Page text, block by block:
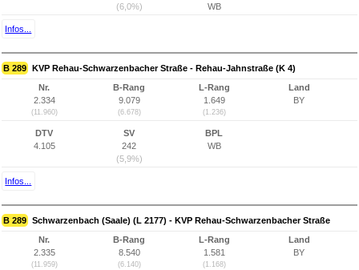
(6,0%)
WB
Infos...
B 289 KVP Rehau-Schwarzenbacher Straße - Rehau-Jahnstraße (K 4)
Nr.
2.334
(11.960)
B-Rang
9.079
(6.678)
L-Rang
1.649
(1.236)
Land
BY
DTV
4.105
SV
242
(5,9%)
BPL
WB
Infos...
B 289 Schwarzenbach (Saale) (L 2177) - KVP Rehau-Schwarzenbacher Straße
Nr.
2.335
(11.959)
B-Rang
8.540
(6.140)
L-Rang
1.581
(1.168)
Land
BY